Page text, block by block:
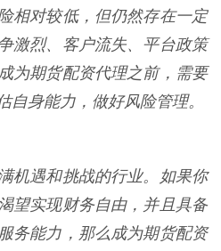
相对较低，但仍然存在一定
激烈、客户流失、平台政策
为期货配资代理之前，需要
自身能力，做好风险管理。
机遇和挑战的行业。如果你
望实现财务自由，并且具备
务能力，那么成为期货配资